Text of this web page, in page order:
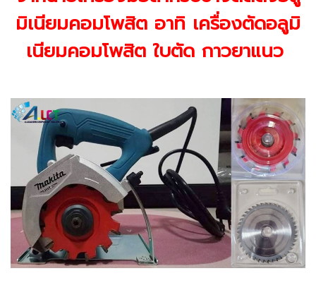
มิเนียมคอมโพสิต อาทิ เครื่องตัดอลูมิ
เนียมคอมโพสิต ใบตัด กาวยาแนว